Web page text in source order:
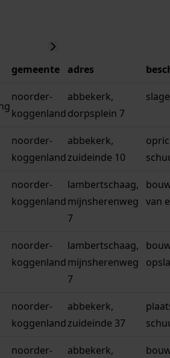
gemeente adres
noorder-
koggenland
abbekerk,
dorpsplein 7
noorder-
koggenland
abbekerk,
zuideinde 10
noorder-
koggenland
lambertschaag,
mijnsherenweg
7
van
noorder-
koggenland
lambertschaag,
mijnsherenweg
7
noorder-
koggenland
abbekerk,
zuideinde 37
noorder-
abbekerk,